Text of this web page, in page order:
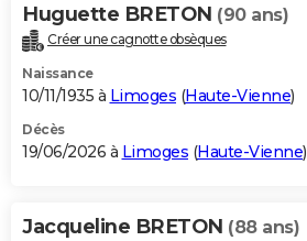
Huguette BRETON (90 ans)
Créer une cagnotte obsèques
Naissance
10/11/1935 à Limoges (Haute-Vienne)
Décès
19/06/2026 à Limoges (Haute-Vienne)
Jacqueline BRETON (88 ans)